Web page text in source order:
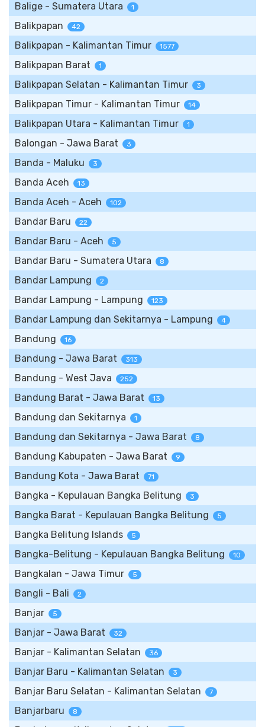
Balige - Sumatera Utara 1
Balikpapan 42
Balikpapan - Kalimantan Timur 1577
Balikpapan Barat 1
Balikpapan Selatan - Kalimantan Timur 3
Balikpapan Timur - Kalimantan Timur 14
Balikpapan Utara - Kalimantan Timur 1
Balongan - Jawa Barat 3
Banda - Maluku 3
Banda Aceh 13
Banda Aceh - Aceh 102
Bandar Baru 22
Bandar Baru - Aceh 5
Bandar Baru - Sumatera Utara 8
Bandar Lampung 2
Bandar Lampung - Lampung 123
Bandar Lampung dan Sekitarnya - Lampung 4
Bandung 16
Bandung - Jawa Barat 313
Bandung - West Java 252
Bandung Barat - Jawa Barat 13
Bandung dan Sekitarnya 1
Bandung dan Sekitarnya - Jawa Barat 8
Bandung Kabupaten - Jawa Barat 9
Bandung Kota - Jawa Barat 71
Bangka - Kepulauan Bangka Belitung 3
Bangka Barat - Kepulauan Bangka Belitung 5
Bangka Belitung Islands 5
Bangka-Belitung - Kepulauan Bangka Belitung 10
Bangkalan - Jawa Timur 5
Bangli - Bali 2
Banjar 5
Banjar - Jawa Barat 32
Banjar - Kalimantan Selatan 36
Banjar Baru - Kalimantan Selatan 3
Banjar Baru Selatan - Kalimantan Selatan 7
Banjarbaru 8